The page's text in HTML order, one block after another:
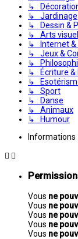
↳
↳ Jardinage
↳ Dessin &
↳ Arts
↳ Internet &
↳ Jeux &
↳
↳ Écriture &
↳
↳ Sport
↳ Danse
↳ Animaux
↳ Humour
Informations
Vous ne
Vous ne
Vous ne
Vous ne
Vous ne